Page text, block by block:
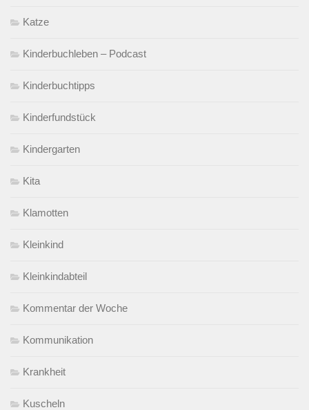
Katze
Kinderbuchleben – Podcast
Kinderbuchtipps
Kinderfundstück
Kindergarten
Kita
Klamotten
Kleinkind
Kleinkindabteil
Kommentar der Woche
Kommunikation
Krankheit
Kuscheln